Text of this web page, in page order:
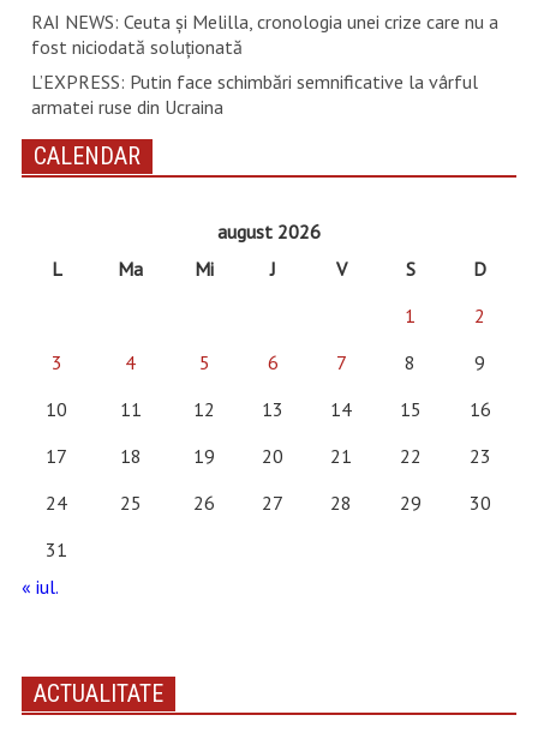
RAI NEWS: Ceuta și Melilla, cronologia unei crize care nu a
fost niciodată soluționată
L’EXPRESS: Putin face schimbări semnificative la vârful
armatei ruse din Ucraina
CALENDAR
august 2026
L
Ma Mi J V S
D
1
2
3
4 5 6 7 8
9
10
11 12 13 14 15
16
17
18 19 20 21 22
23
24
25 26 27 28 29
30
31
« iul.
ACTUALITATE